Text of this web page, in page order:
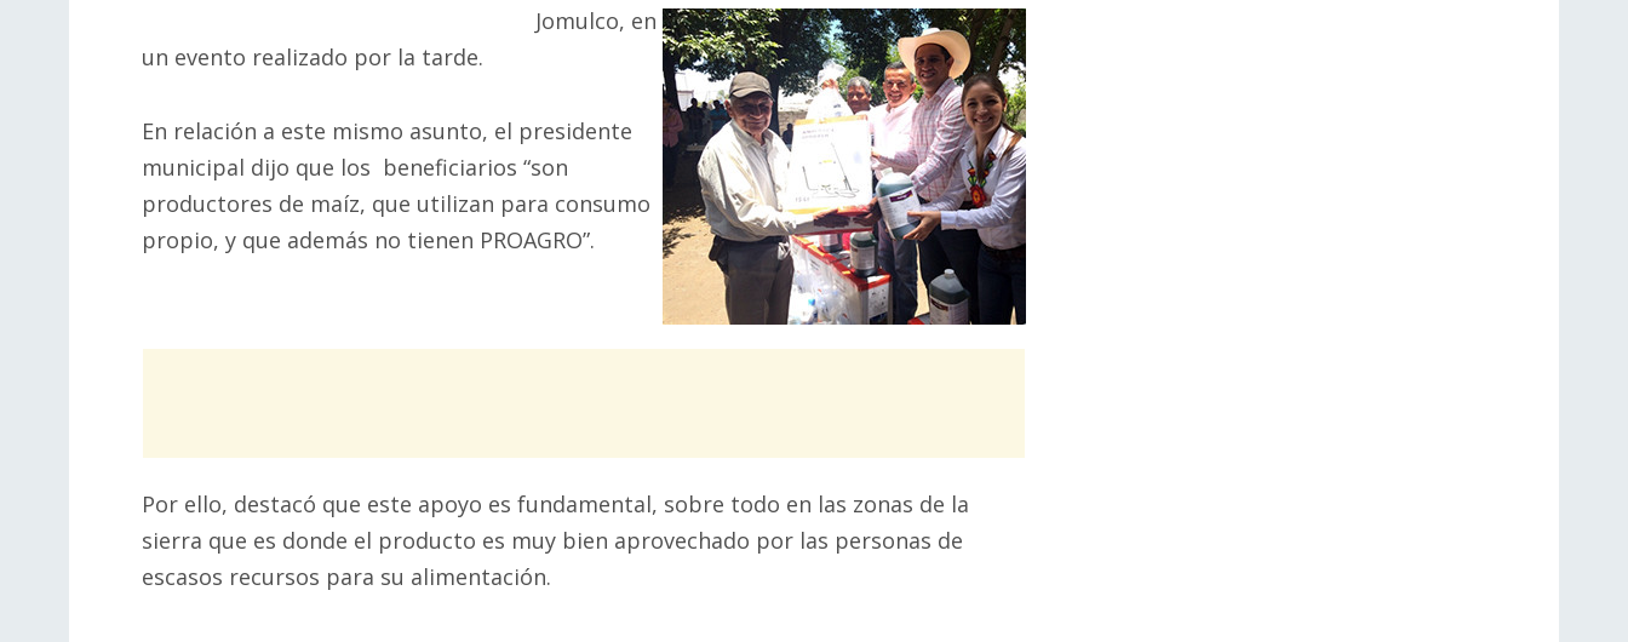
Jomulco, en
un evento realizado por la tarde.
En relación a este mismo asunto, el presidente
municipal dijo que los beneficiarios “son
productores de maíz, que utilizan para consumo
propio, y que además no tienen PROAGRO”.
Por ello, destacó que este apoyo es fundamental, sobre todo en las zonas de la
sierra que es donde el producto es muy bien aprovechado por las personas de
escasos recursos para su alimentación.